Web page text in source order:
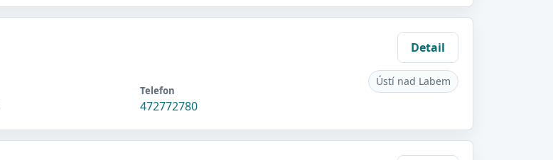
Telefon
472772780
Detail
Ústí nad Labem